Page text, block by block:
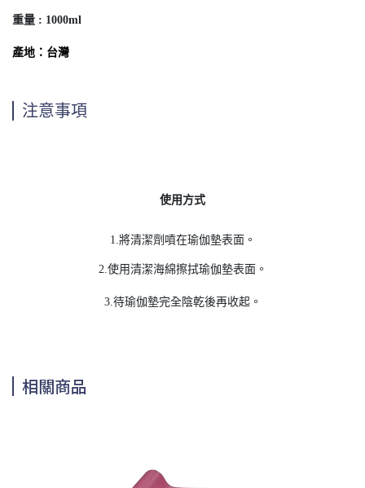
重量 : 1000ml
產地：台灣
注意事項
使用方式
1.將清潔劑噴在瑜伽墊表面。
2.使用清潔海綿擦拭瑜伽墊表面。
3.待瑜伽墊完全陰乾後再收起。
相關商品